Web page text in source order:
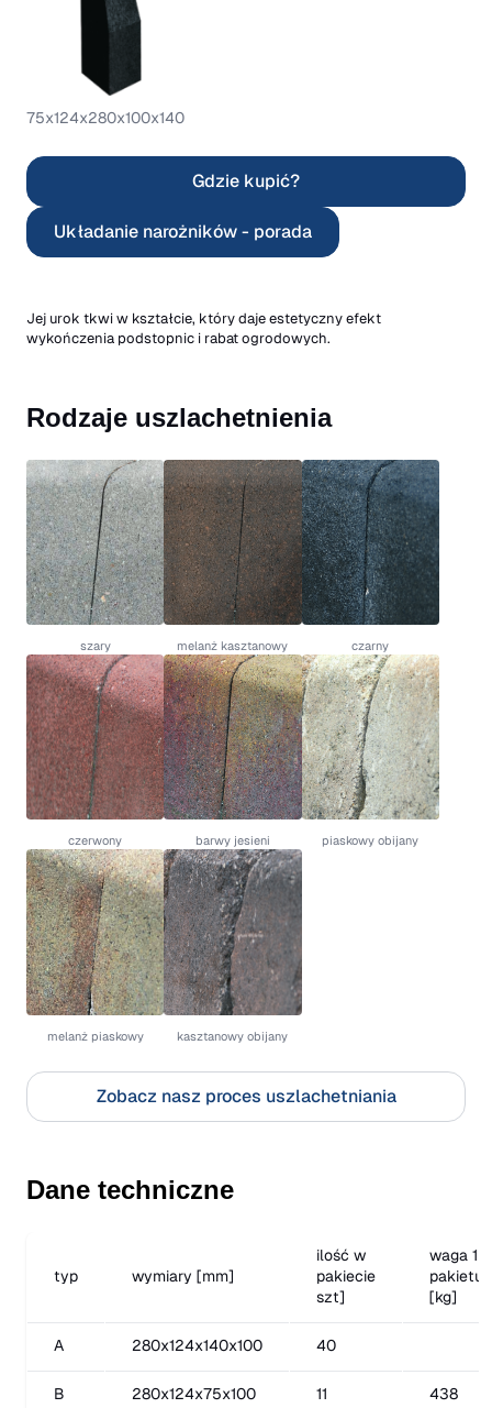
75x124x280x100x140
Gdzie kupić?
Układanie narożników - porada
Jej urok tkwi w kształcie, który daje estetyczny efekt
wykończenia podstopnic i rabat ogrodowych.
Rodzaje uszlachetnienia
szary melanż kasztanowy czarny
czerwony barwy jesieni piaskowy obijany
melanż piaskowy kasztanowy obijany
Zobacz nasz proces uszlachetniania
Dane techniczne
typ wymiary [mm]
ilość w
pakiecie
szt]
waga 1
pakietu
[kg]
A 280x124x140x100 40
B 280x124x75x100 11 438